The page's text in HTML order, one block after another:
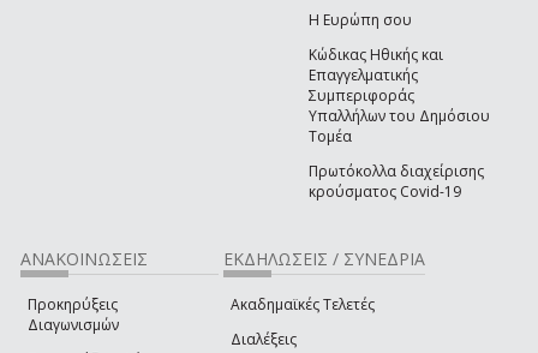
Η Ευρώπη σου
Κώδικας Ηθικής και
Επαγγελματικής
Συμπεριφοράς
Υπαλλήλων του Δημόσιου
Τομέα
Πρωτόκολλα διαχείρισης
κρούσματος Covid-19
ΑΝΑΚΟΙΝΩΣΕΙΣ
Προκηρύξεις
Διαγωνισμών
ΕΚΔΗΛΩΣΕΙΣ / ΣΥΝΕΔΡΙΑ
Ακαδημαϊκές Τελετές
Διαλέξεις